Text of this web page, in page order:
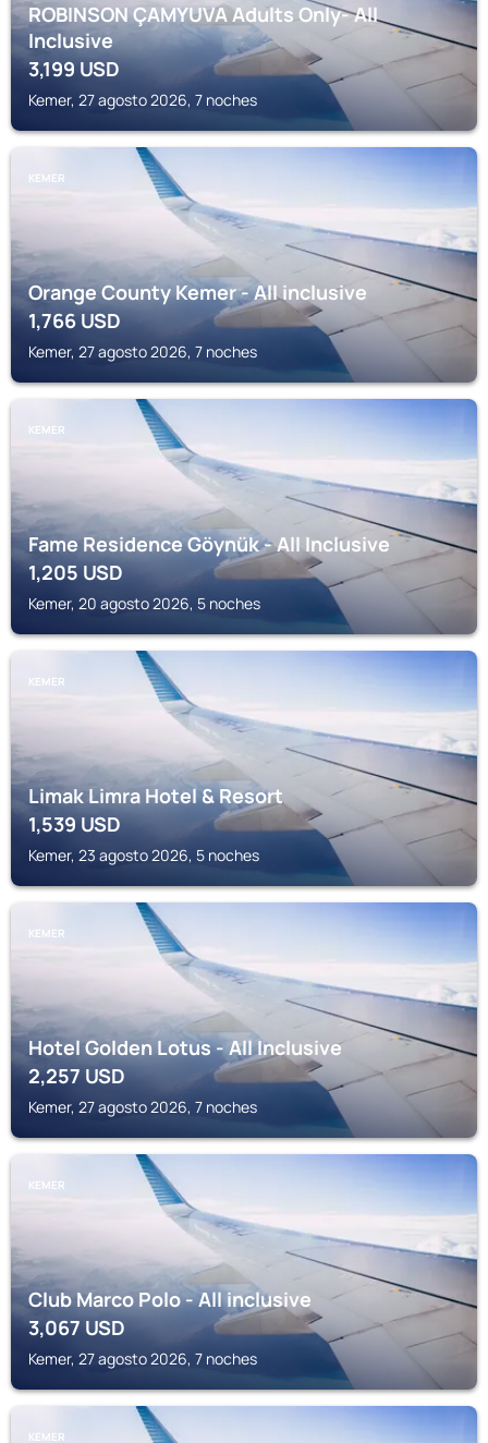
ROBINSON ÇAMYUVA Adults Only- All
Inclusive
3,199USD
Kemer, 27 agosto 2026, 7 noches
KEMER
Orange County Kemer - All inclusive
1,766 USD
Kemer, 27 agosto 2026, 7 noches
KEMER
Fame Residence Göynük - All Inclusive
1,205USD
Kemer, 20 agosto 2026, 5 noches
KEMER
Limak Limra Hotel & Resort
1,539 USD
Kemer, 23 agosto 2026, 5 noches
KEMER
Hotel Golden Lotus - All Inclusive
2,257USD
Kemer, 27 agosto 2026, 7 noches
KEMER
Club Marco Polo - All inclusive
3,067 USD
Kemer, 27 agosto 2026, 7 noches
KEMER